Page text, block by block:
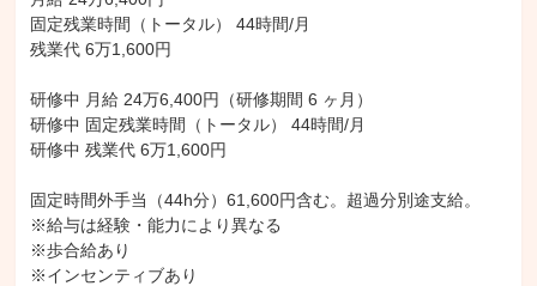
固定残業時間（トータル） 44時間/月
残業代 6万1,600円
研修中 月給 24万6,400円（研修期間 6 ヶ月）
研修中 固定残業時間（トータル） 44時間/月
研修中 残業代 6万1,600円
固定時間外手当（44h分）61,600円含む。超過分別途支給。
※給与は経験・能力により異なる
※歩合給あり
※インセンティブあり